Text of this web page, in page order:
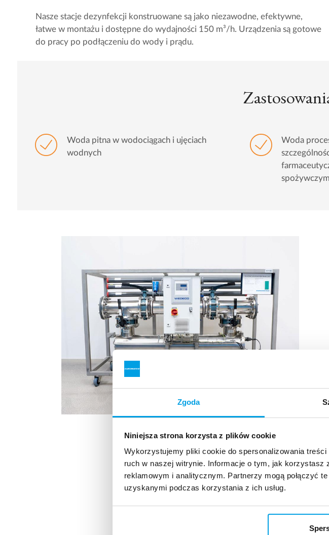
Zgoda
Niniejsza strona korzysta z plików cookie
Wykorzystujemy pliki cookie do spersonalizowania
ruch w naszej witrynie. Informacje o tym, jak korzystasz
reklamowym i analitycznym. Partnerzy mogą połączyć
uzyskanymi podczas korzystania z ich usług.
Nasze stacje dezynfekcji konstruowane są jako niezawodne, efektywne,
łatwe w montażu i dostępne do wydajności 150 m³/h. Urządzenia są gotowe
do pracy po podłączeniu do wody i prądu.
Woda pitna w wodociągach i ujęciach
wodnych
Woda